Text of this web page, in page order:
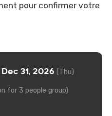
pour confirmer votre
Dec 31, 2026 (Thu)
for 3 people group)